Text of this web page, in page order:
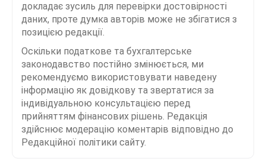
докладає зусиль для перевірки достовірності
даних, проте думка авторів може не збігатися з
позицією редакції.
Оскільки податкове та бухгалтерське
законодавство постійно змінюється, ми
рекомендуємо використовувати наведену
інформацію як довідкову та звертатися за
індивідуальною консультацією перед
прийняттям фінансових рішень. Редакція
здійснює модерацію коментарів відповідно до
Редакційної політики сайту.